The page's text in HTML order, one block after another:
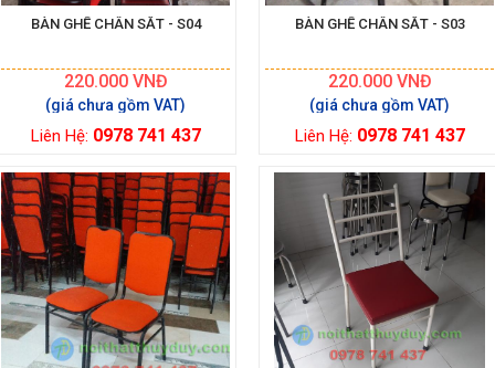
BÀN GHẾ CHÂN SẮT - S04
220.000VNĐ
Liên Hệ: 0978 741 437
BÀN GHẾ CHÂN SẮT - S03
220.000VNĐ
Liên Hệ: 0978 741 437